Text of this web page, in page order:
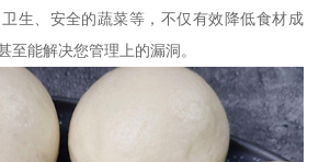
生、安全的蔬菜等，不仅有效降低食材成
至能解决您管理上的漏洞。